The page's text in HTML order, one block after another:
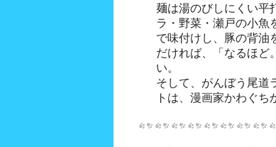
麺は湯のびしにくい平
ラ・野菜・瀬戸の小魚
で味付けし、豚の背油
だければ、「なるほど
い。
そして、がんぼう尾道
トは、漫画家かわぐ